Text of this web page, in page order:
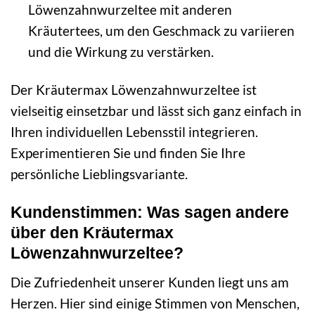
Löwenzahnwurzeltee mit anderen
Kräutertees, um den Geschmack zu variieren
und die Wirkung zu verstärken.
Der Kräutermax Löwenzahnwurzeltee ist
vielseitig einsetzbar und lässt sich ganz einfach in
Ihren individuellen Lebensstil integrieren.
Experimentieren Sie und finden Sie Ihre
persönliche Lieblingsvariante.
Kundenstimmen: Was sagen andere
über den Kräutermax
Löwenzahnwurzeltee?
Die Zufriedenheit unserer Kunden liegt uns am
Herzen. Hier sind einige Stimmen von Menschen,